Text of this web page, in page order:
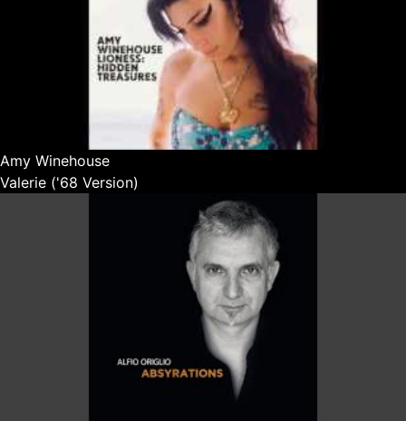
Amy Winehouse
Valerie ('68 Version)